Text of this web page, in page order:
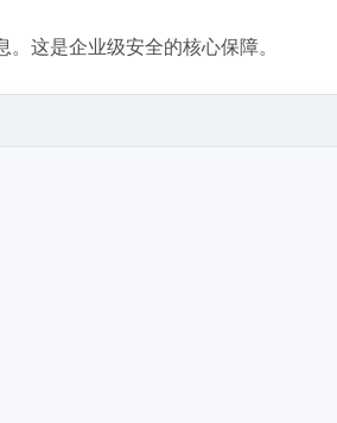
这是企业级安全的核心保障。